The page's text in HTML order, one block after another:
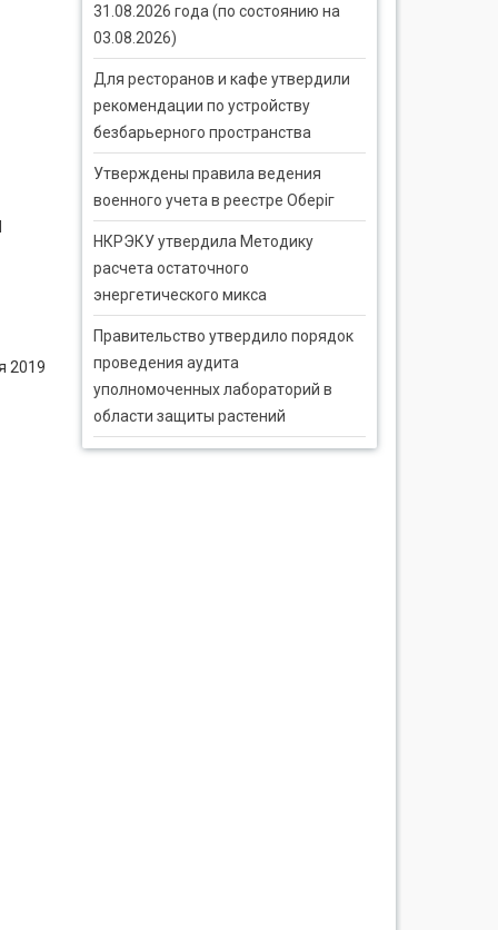
2019
31.08.2026 года (по состоянию на
03.08.2026)
Для ресторанов и кафе утвердили
рекомендации по устройству
безбарьерного пространства
Утверждены правила ведения
военного учета в реестре Оберіг
НКРЭКУ утвердила Методику
расчета остаточного
энергетического микса
Правительство утвердило порядок
проведения аудита
уполномоченных лабораторий в
области защиты растений